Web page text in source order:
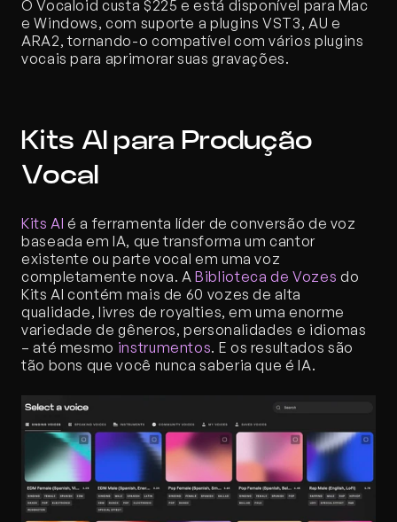
O Vocaloid custa $225 e está disponível para Mac
e Windows, com suporte a plugins VST3, AU e
ARA2, tornando-o compatível com vários plugins
vocais para aprimorar suas gravações.
Kits AI para Produção
Vocal
Kits AI é a ferramenta líder de conversão de voz
baseada em IA, que transforma um cantor
existente ou parte vocal em uma voz
completamente nova. A Biblioteca de Vozes do
Kits AI contém mais de 60 vozes de alta
qualidade, livres de royalties, em uma enorme
variedade de gêneros, personalidades e idiomas
– até mesmo instrumentos. E os resultados são
tão bons que você nunca saberia que é IA.